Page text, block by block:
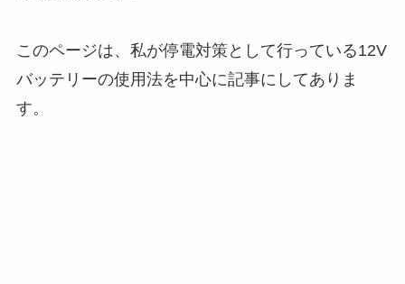
このページは、私が停電対策として行っている12V
バッテリーの使用法を中心に記事にしてありま
す。